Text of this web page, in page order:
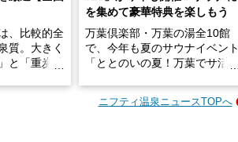
、比較的全
質。大きく
と「重炭酸
を集めて豪華特典を楽しもう
万葉倶楽部・万葉の湯全10館
で、今年も夏のサウナイベント
「ととのいの夏！万葉でサ活2
2026年8月1日（土）～8月31
ニフティ温泉ニュースTOPへ